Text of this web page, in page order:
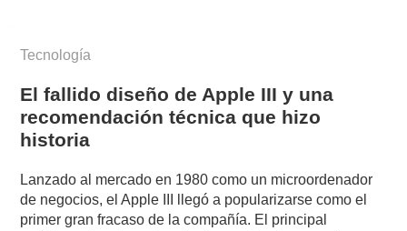
Tecnología
El fallido diseño de Apple III y una
recomendación técnica que hizo
historia
Lanzado al mercado en 1980 como un microordenador
de negocios, el Apple III llegó a popularizarse como el
primer gran fracaso de la compañía. El principal